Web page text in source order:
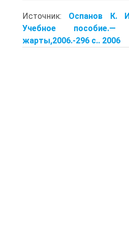
Источник: Оспанов К.
Учебное
жарты,2006.-296 с.. 2006